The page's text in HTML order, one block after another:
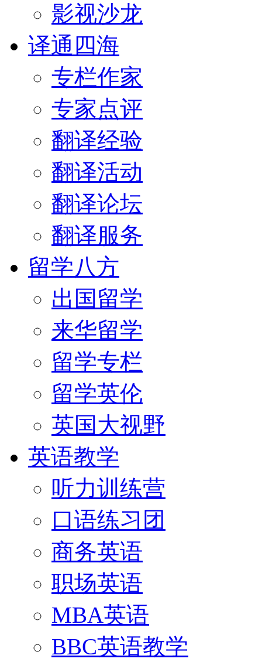
影视沙龙
译通四海
专栏作家
专家点评
翻译经验
翻译活动
翻译论坛
翻译服务
留学八方
出国留学
来华留学
留学专栏
留学英伦
英国大视野
英语教学
听力训练营
口语练习团
商务英语
职场英语
MBA英语
BBC英语教学